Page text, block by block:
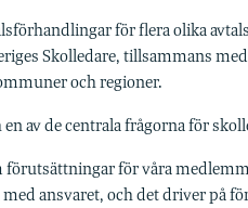
för flera olika
Skolledare, tillsammans
och regioner.
av de centrala frågorna för
förutsättningar för våra
ansvaret, och det driver på